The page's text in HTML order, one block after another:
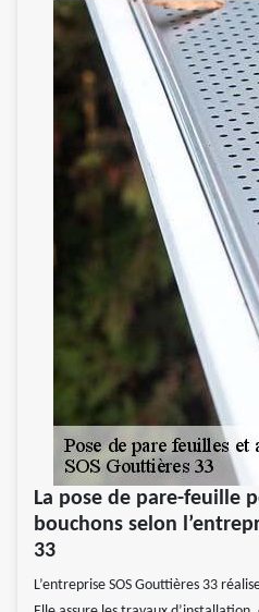
La pose de pare-feuille
bouchons selon
33
L’entreprise SOS Gouttières 33